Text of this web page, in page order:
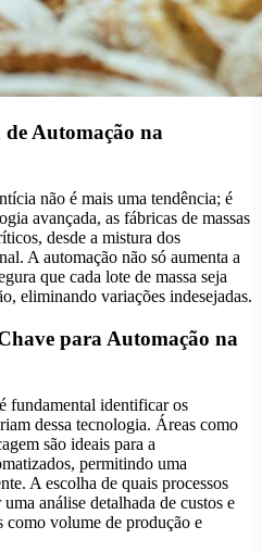
Automação na
não é mais uma tendência; é
avançada, as fábricas de massas
desde a mistura dos
A automação não só aumenta a
que cada lote de massa seja
eliminando variações indesejadas.
para Automação na
fundamental identificar os
dessa tecnologia. Áreas como
são ideais para a
permitindo uma
A escolha de quais processos
análise detalhada de custos e
como volume de produção e